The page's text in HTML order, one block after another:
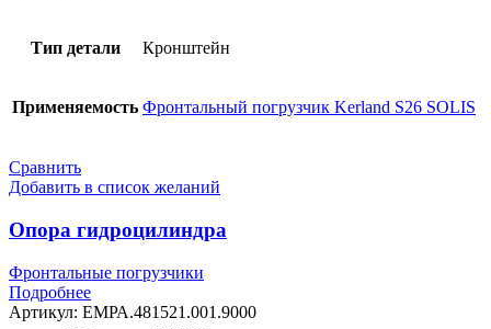
Тип детали Кронштейн
Применяемость Фронтальный погрузчик Kerland S26 SOLIS
Сравнить
Добавить в список желаний
Опора гидроцилиндра
Фронтальные погрузчики
Подробнее
Артикул: ЕМРА.481521.001.9000